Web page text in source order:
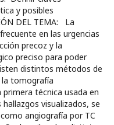
y posibles
DEL TEMA: La
en las urgencias
precoz y la
preciso para poder
distintos métodos de
la tomografía
técnica usada en
visualizados, se
angiografía por TC